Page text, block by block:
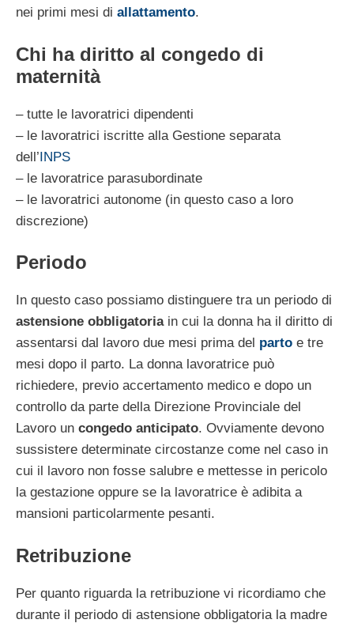
nei primi mesi di allattamento.
Chi ha diritto al congedo di
maternità
– tutte le lavoratrici dipendenti
– le lavoratrici iscritte alla Gestione separata
dell’INPS
– le lavoratrice parasubordinate
– le lavoratrici autonome (in questo caso a loro
discrezione)
Periodo
In questo caso possiamo distinguere tra un periodo di
astensione obbligatoriain cui la donna ha il diritto di
assentarsi dal lavoro due mesi prima del parto e tre
mesi dopo il parto. La donna lavoratrice può
richiedere, previo accertamento medico e dopo un
controllo da parte della Direzione Provinciale del
Lavoro un congedo anticipato. Ovviamente devono
sussistere determinate circostanze come nel caso in
cui il lavoro non fosse salubre e mettesse in pericolo
la gestazione oppure se la lavoratrice è adibita a
mansioni particolarmente pesanti.
Retribuzione
Per quanto riguarda la retribuzione vi ricordiamo che
durante il periodo di astensione obbligatoria la madre